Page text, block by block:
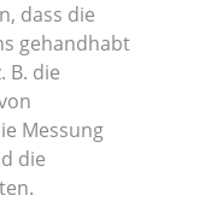
dass die
gehandhabt
B. die
Messung
die